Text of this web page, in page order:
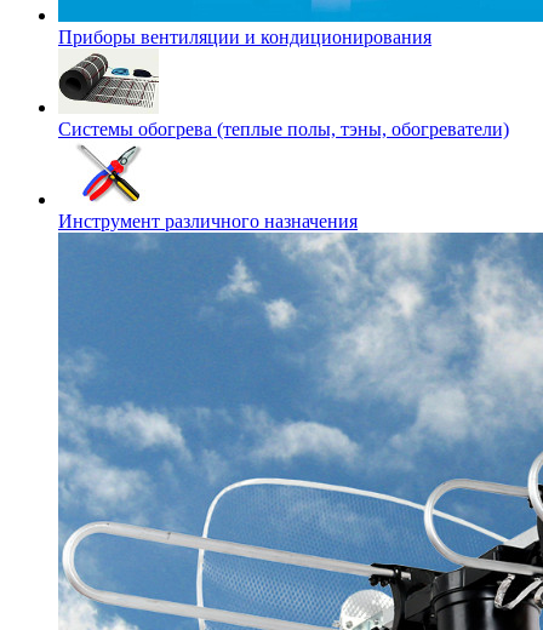
Приборы вентиляции и кондиционирования
Системы обогрева (теплые полы, тэны, обогреватели)
Инструмент различного назначения